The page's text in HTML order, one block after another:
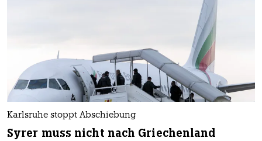
Karlsruhe stoppt Abschiebung
Syrer muss nicht nach Griechenland